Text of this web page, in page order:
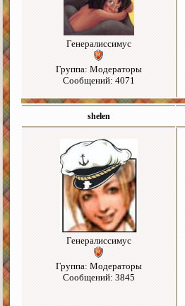
Генералиссимус
Группа: Модераторы
Сообщений: 4071
shelen
Генералиссимус
Группа: Модераторы
Сообщений: 3845